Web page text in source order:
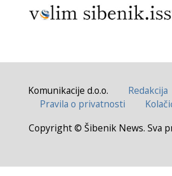
Komunikacije d.o.o. Redakcija
Pravila o privatnosti
Copyright © Šibenik News. Sva